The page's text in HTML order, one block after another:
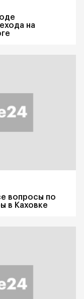
на
вопросы по
в Каховке